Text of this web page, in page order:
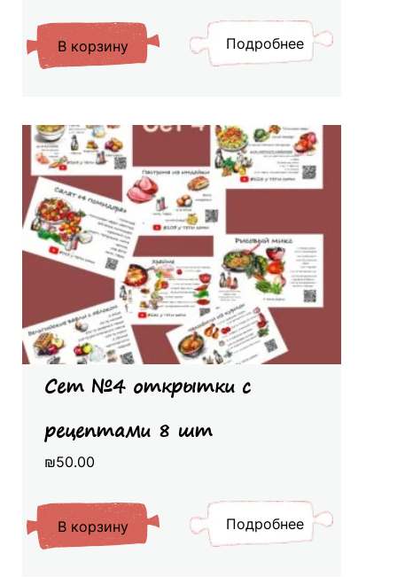
В корзину Подробнее
Сет №4 открытки с
рецептами 8 шт
₪50.00
В корзину Подробнее